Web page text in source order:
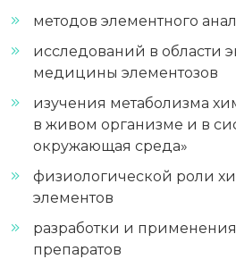
методов элементного
исследований в области
медицины элементозов
изучения метаболизма
в живом организме и в
окружающая среда»
физиологической роли
элементов
разработки и
препаратов